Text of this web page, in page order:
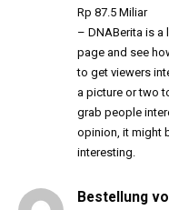
Rp 87.5 Miliar
– DNABerita is a
page and see
to get viewers
a picture or two
grab people
opinion, it might
interesting.
Bestellung